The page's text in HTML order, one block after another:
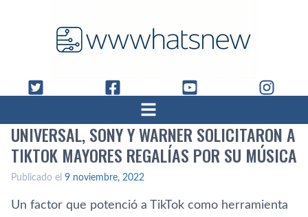
UNIVERSAL, SONY Y WARNER SOLICITARON A
TIKTOK MAYORES REGALÍAS POR SU MÚSICA
Publicado el 9 noviembre, 2022
Un factor que potenció a TikTok como herramienta